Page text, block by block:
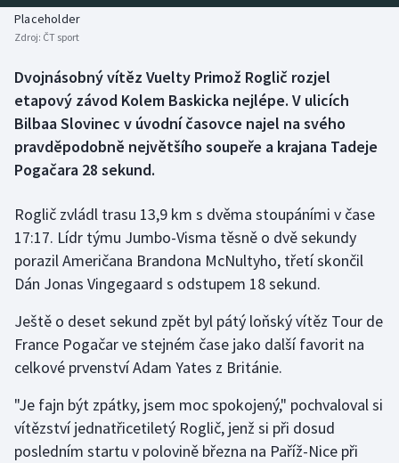
Curling
Florbal
Futsal
Golf
Gymnastika
Házená
Judo
Krasobruslení
Lezení
Placeholder
Zdroj: ČT sport
Dvojnásobný vítěz Vuelty Primož Roglič rozjel
etapový závod Kolem Baskicka nejlépe. V ulicích
Bilbaa Slovinec v úvodní časovce najel na svého
pravděpodobně největšího soupeře a krajana Tadeje
Pogačara 28 sekund.
Roglič zvládl trasu 13,9 km s dvěma stoupáními v čase
17:17. Lídr týmu Jumbo-Visma těsně o dvě sekundy
porazil Američana Brandona McNultyho, třetí skončil
Dán Jonas Vingegaard s odstupem 18 sekund.
Ještě o deset sekund zpět byl pátý loňský vítěz Tour de
France Pogačar ve stejném čase jako další favorit na
celkové prvenství Adam Yates z Británie.
"Je fajn být zpátky, jsem moc spokojený," pochvaloval si
vítězství jednatřicetiletý Roglič, jenž si při dosud
posledním startu v polovině března na Paříž-Nice při